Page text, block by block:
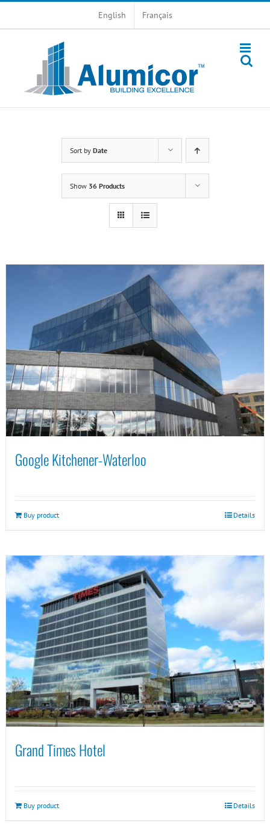
English Français
Sort by Date
Show 36 Products
Google Kitchener-Waterloo
Buy product Details
Grand Times Hotel
Buy product Details